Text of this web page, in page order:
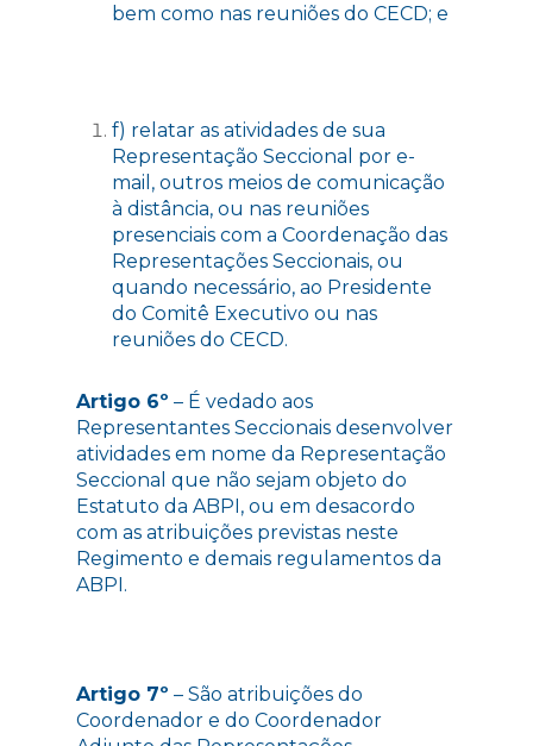
bem como nas reuniões do CECD; e
f) relatar as atividades de sua
Representação Seccional por e-
mail, outros meios de comunicação
à distância, ou nas reuniões
presenciais com a Coordenação das
Representações Seccionais, ou
quando necessário, ao Presidente
do Comitê Executivo ou nas
reuniões do CECD.
Artigo 6º – É vedado aos
Representantes Seccionais desenvolver
atividades em nome da Representação
Seccional que não sejam objeto do
Estatuto da ABPI, ou em desacordo
com as atribuições previstas neste
Regimento e demais regulamentos da
ABPI.
Artigo 7º – São atribuições do
Coordenador e do Coordenador